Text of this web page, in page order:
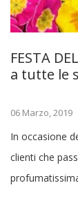
FESTA
a tutte le
06 Marzo, 2019
In occasione
clienti che